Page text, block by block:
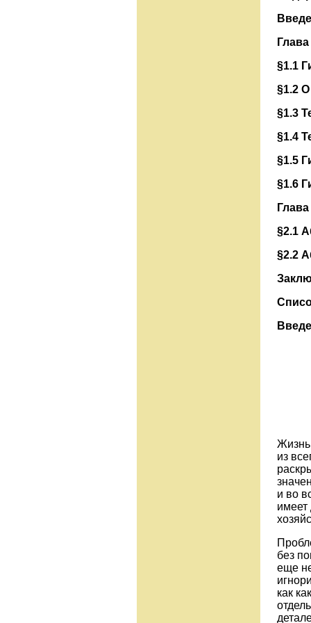
Глава
§1.1
§1.2
§1.3
§1.4
§1.5
§1.6
Глава
§2.1
§2.2
Жизнь
из
и во
без
еще
как